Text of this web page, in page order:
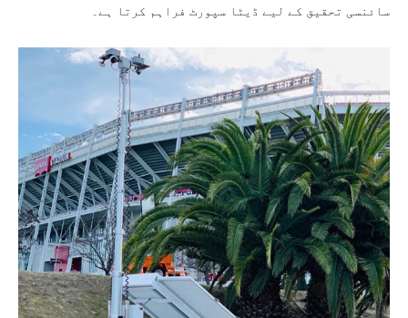
سائنسی تحقیق کے لیے ڈیٹا سپورٹ فراہم کرتا ہے۔